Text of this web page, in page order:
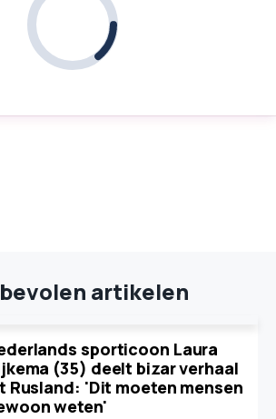
artikelen
sporticoon Laura
(35) deelt bizar verhaal
Rusland: 'Dit moeten mensen
weten'